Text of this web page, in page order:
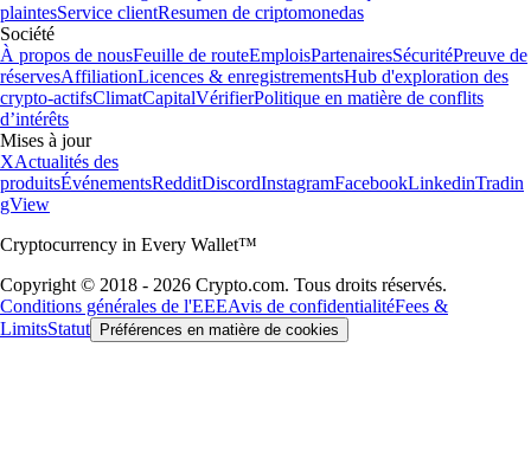
plaintesService clientResumen de criptomonedas
Société
À propos de nousFeuille de routeEmploisPartenairesSécuritéPreuve de
réservesAffiliationLicences & enregistrementsHub d'exploration des
crypto-actifsClimatCapitalVérifierPolitique en matière de conflits
d’intérêts
Mises à jour
XActualités des
produitsÉvénementsRedditDiscordInstagramFacebookLinkedinTradin
gView
Cryptocurrency in Every Wallet™
Copyright © 2018 - 2026 Crypto.com. Tous droits réservés.
Conditions générales de l'EEEAvis de confidentialitéFees &
LimitsStatut Préférences en matière de cookies